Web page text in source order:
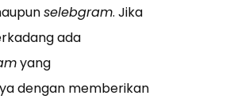
selebgram. Jika
ada
yang
dengan memberikan